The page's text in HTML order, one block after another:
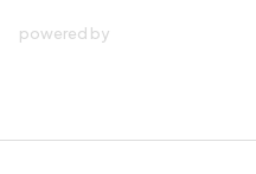
性別タイプ